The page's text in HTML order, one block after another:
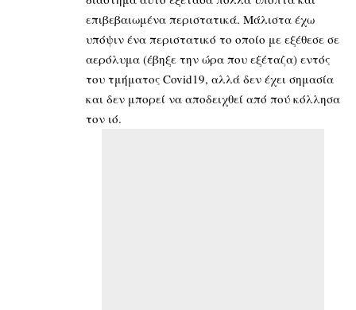
επιβεβαιωμένα περιστατικά. Μάλιστα έχω
υπόψιν ένα περιστατικό το οποίο με εξέθεσε σε
αερόλυμα (έβηξε την ώρα που εξέταζα) εντός
του τμήματος Covid19, αλλά δεν έχει σημασία
και δεν μπορεί να αποδειχθεί από πού κόλλησα
τον ιό.